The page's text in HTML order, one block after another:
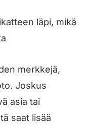
läpi, mikä
merkkejä,
Joskus
asia tai
saat lisää